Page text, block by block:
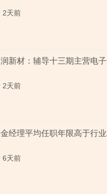
2天前
2天前
6天前